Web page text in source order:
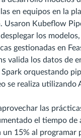
en equipos en la
Usaron Kubeflow
los
gestionadas en
valida los datos de
orquestando
se realiza utilizando
las
el tiempo de
un 15% al programar